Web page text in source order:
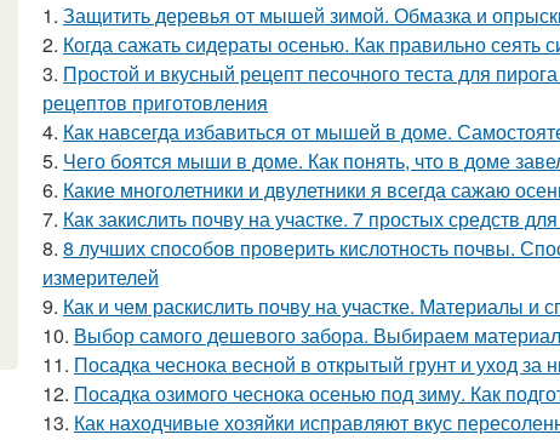
1. Защитить деревья от мышей зимой. Обмазка и
2. Когда сажать сидераты осенью. Как правильно сеять
3. Простой и вкусный рецепт песочного теста для
рецептов приготовления
4. Как навсегда избавиться от мышей в доме.
5. Чего боятся мыши в доме. Как понять, что в доме
6. Какие многолетники и двулетники я всегда сажаю
7. Как закислить почву на участке. 7 простых средств
8. 8 лучших способов проверить кислотность почвы.
измерителей
9. Как и чем раскислить почву на участке. Материалы и
10. Выбор самого дешевого забора. Выбираем
11. Посадка чеснока весной в открытый грунт и уход за
12. Посадка озимого чеснока осенью под зиму. Как
13. Как находчивые хозяйки исправляют вкус